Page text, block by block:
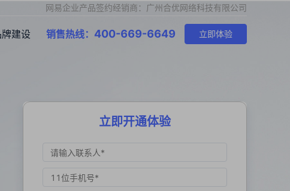
网易企业产品签约经销商：广州合优网络科技有限公司
牌建设 销售热线： 400-669-6649 立即体验
立即开通体验